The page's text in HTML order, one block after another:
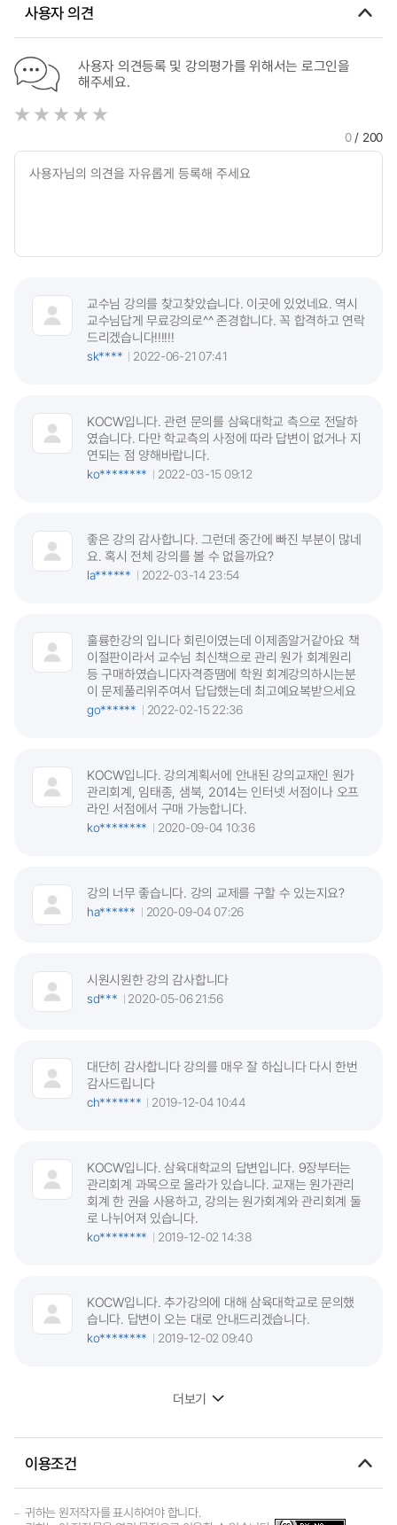
사용자 의견
사용자 의견등록 및 강의평가를 위해서는 로그인을
해주세요.
0/ 200
교수님 강의를 찾고찾았습니다. 이곳에 있었네요. 역시
교수님답게 무료강의로^^ 존경합니다. 꼭 합격하고 연락
드리겠습니다!!!!!!
sk****
2022-06-21 07:41
KOCW입니다. 관련 문의를 삼육대학교 측으로 전달하
였습니다. 다만 학교측의 사정에 따라 답변이 없거나 지
연되는 점 양해바랍니다.
ko********
2022-03-15 09:12
좋은 강의 감사합니다. 그런데 중간에 빠진 부분이 많네
요. 혹시 전체 강의를 볼 수 없을까요?
la******
2022-03-14 23:54
훌륭한강의 입니다 회린이였는데 이제좀알거같아요 책
이절판이라서 교수님 최신책으로 관리 원가 회계원리
등 구매하였습니다자격증땜에 학원 회계강의하시는분
이 문제풀리위주여서 답답했는데 최고예요복받으세요
go******
2022-02-15 22:36
KOCW입니다. 강의계획서에 안내된 강의교재인 원가
관리회계, 임태종, 샘북, 2014는 인터넷 서점이나 오프
라인 서점에서 구매 가능합니다.
ko********
2020-09-04 10:36
강의 너무 좋습니다. 강의 교제를 구할 수 있는지요?
ha******
2020-09-04 07:26
시원시원한 강의 감사합니다
sd***
2020-05-06 21:56
대단히 감사합니다 강의를 매우 잘 하십니다 다시 한번
감사드립니다
ch*******
2019-12-04 10:44
KOCW입니다. 삼육대학교의 답변입니다. 9장부터는
관리회계 과목으로 올라가 있습니다. 교재는 원가관리
회계 한 권을 사용하고, 강의는 원가회계와 관리회계 둘
로 나뉘어져 있습니다.
ko********
2019-12-02 14:38
KOCW입니다. 추가강의에 대해 삼육대학교로 문의했
습니다. 답변이 오는 대로 안내드리겠습니다.
ko********
2019-12-02 09:40
더보기
이용조건
귀하는 원저작자를 표시하여야 합니다.